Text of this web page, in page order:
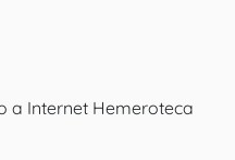
a Internet Hemeroteca